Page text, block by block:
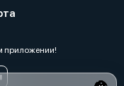
приложении!